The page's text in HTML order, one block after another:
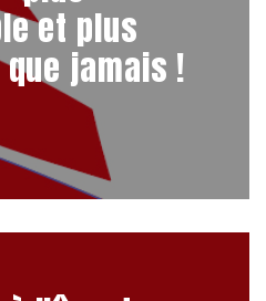
et plus
jamais !